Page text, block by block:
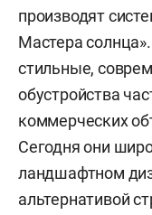
производят
Мастера
стильные,
обустройства
коммерческих
Сегодня они
ландшафтном
альтернативой